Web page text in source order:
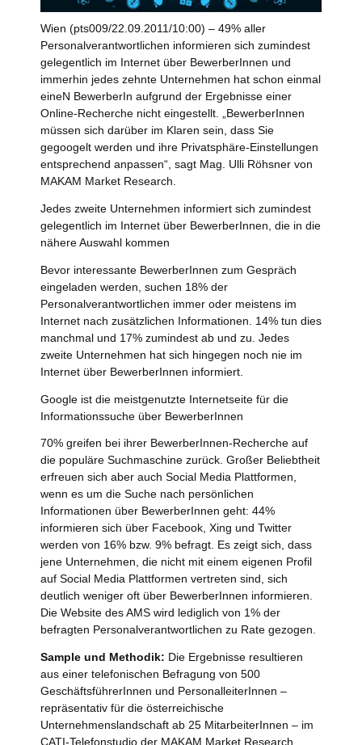
Wien (pts009/22.09.2011/10:00) – 49% aller
Personalverantwortlichen informieren sich zumindest
gelegentlich im Internet über BewerberInnen und
immerhin jedes zehnte Unternehmen hat schon einmal
eineN BewerberIn aufgrund der Ergebnisse einer
Online-Recherche nicht eingestellt. „BewerberInnen
müssen sich darüber im Klaren sein, dass Sie
gegoogelt werden und ihre Privatsphäre-Einstellungen
entsprechend anpassen“, sagt Mag. Ulli Röhsner von
MAKAM Market Research.
Jedes zweite Unternehmen informiert sich zumindest
gelegentlich im Internet über BewerberInnen, die in die
nähere Auswahl kommen
Bevor interessante BewerberInnen zum Gespräch
eingeladen werden, suchen 18% der
Personalverantwortlichen immer oder meistens im
Internet nach zusätzlichen Informationen. 14% tun dies
manchmal und 17% zumindest ab und zu. Jedes
zweite Unternehmen hat sich hingegen noch nie im
Internet über BewerberInnen informiert.
Google ist die meistgenutzte Internetseite für die
Informationssuche über BewerberInnen
70% greifen bei ihrer BewerberInnen-Recherche auf
die populäre Suchmaschine zurück. Großer Beliebtheit
erfreuen sich aber auch Social Media Plattformen,
wenn es um die Suche nach persönlichen
Informationen über BewerberInnen geht: 44%
informieren sich über Facebook, Xing und Twitter
werden von 16% bzw. 9% befragt. Es zeigt sich, dass
jene Unternehmen, die nicht mit einem eigenen Profil
auf Social Media Plattformen vertreten sind, sich
deutlich weniger oft über BewerberInnen informieren.
Die Website des AMS wird lediglich von 1% der
befragten Personalverantwortlichen zu Rate gezogen.
Sample und Methodik: Die Ergebnisse resultieren
aus einer telefonischen Befragung von 500
GeschäftsführerInnen und PersonalleiterInnen –
repräsentativ für die österreichische
Unternehmenslandschaft ab 25 MitarbeiterInnen – im
CATI-Telefonstudio der MAKAM Market Research